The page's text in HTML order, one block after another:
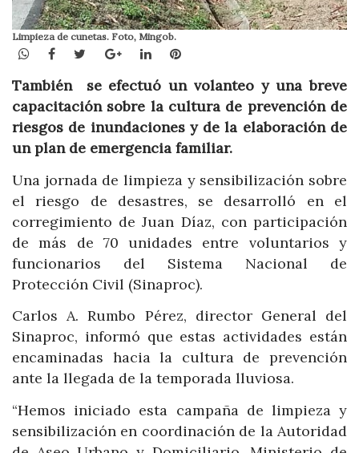
Limpieza de cunetas. Foto, Mingob.
WhatsApp
Facebook
TwitterGoogle+LinkedInPinterest
También se efectuó un volanteo y una breve
capacitación sobre la cultura de prevención de
riesgos de inundaciones y de la elaboración de
un plan de emergencia familiar.
Una jornada de limpieza y sensibilización sobre
el riesgo de desastres, se desarrolló en el
corregimiento de Juan Díaz, con participación
de más de 70 unidades entre voluntarios y
funcionarios del Sistema Nacional de
Protección Civil (Sinaproc).
Carlos A. Rumbo Pérez, director General del
Sinaproc, informó que estas actividades están
encaminadas hacia la cultura de prevención
ante la llegada de la temporada lluviosa.
“Hemos iniciado esta campaña de limpieza y
sensibilización en coordinación de la Autoridad